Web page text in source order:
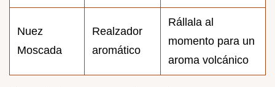
Nuez
Moscada
Realzador
aromático
Rállala al
momento para un
aroma volcánico